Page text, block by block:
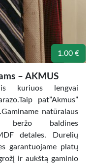
1.00 €
– AKMUS
kuriuos lengvai
pat”Akmus”
natūralaus
beržo baldines
detales. Durelių
garantuojame platų
ir aukštą gaminio